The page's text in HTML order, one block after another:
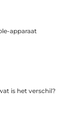
apparaat
is het verschil?